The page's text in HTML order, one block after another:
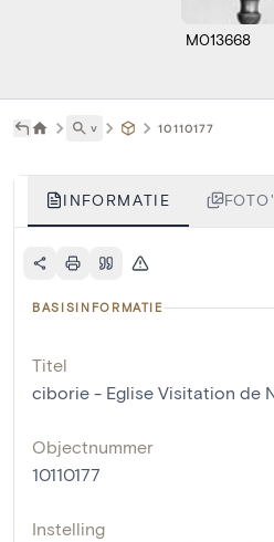
M013668
˅ 10110177
INFORMATIE
BASISINFORMATIE
Titel
ciborie - Eglise Visitation de
Objectnummer
10110177
Instelling